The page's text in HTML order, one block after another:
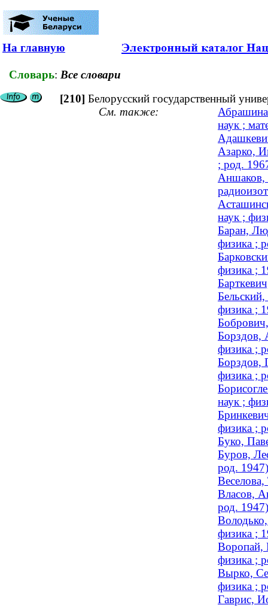
На главную
Словарь: Все словари
[210] Белорусский государственный
См. также:
наук ;
Азарко,
; род.
Аншаков,
наук ;
Баран,
физика ;
физика ;
физика ;
Борздов,
физика ;
Борздов,
физика ;
наук ;
физика ;
Буко,
Буров,
род. 1947)
Власов,
род. 1947)
физика ;
Воропай,
физика ;
Вырко,
физика ;
Гаврис,